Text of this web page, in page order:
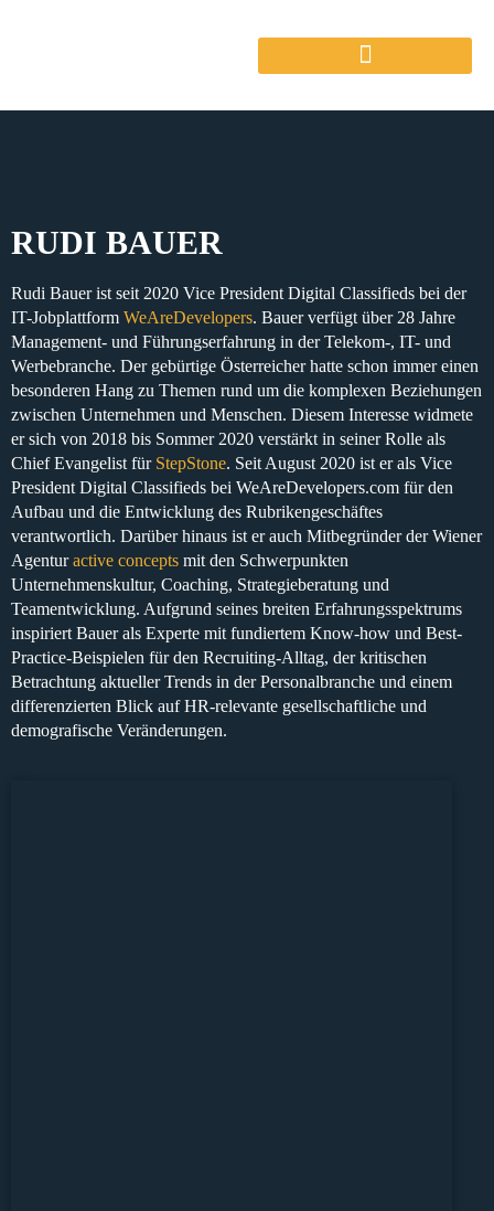
RUDI BAUER
Rudi Bauer ist seit 2020 Vice President Digital Classifieds bei der
IT-Jobplattform WeAreDevelopers. Bauer verfügt über 28 Jahre
Management- und Führungserfahrung in der Telekom-, IT- und
Werbebranche. Der gebürtige Österreicher hatte schon immer einen
besonderen Hang zu Themen rund um die komplexen Beziehungen
zwischen Unternehmen und Menschen. Diesem Interesse widmete
er sich von 2018 bis Sommer 2020 verstärkt in seiner Rolle als
Chief Evangelist für StepStone. Seit August 2020 ist er als Vice
President Digital Classifieds bei WeAreDevelopers.com für den
Aufbau und die Entwicklung des Rubrikengeschäftes
verantwortlich. Darüber hinaus ist er auch Mitbegründer der Wiener
Agenturactive concepts mit den Schwerpunkten
Unternehmenskultur, Coaching, Strategieberatung und
Teamentwicklung. Aufgrund seines breiten Erfahrungsspektrums
inspiriert Bauer als Experte mit fundiertem Know-how und Best-
Practice-Beispielen für den Recruiting-Alltag, derkritischen
Betrachtung aktueller Trends in der Personalbranche und einem
differenzierten Blick auf HR-relevante gesellschaftliche und
demografische Veränderungen.